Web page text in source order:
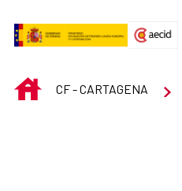
INICIOCF - CARTAGENA